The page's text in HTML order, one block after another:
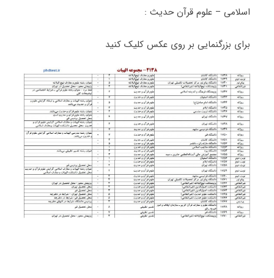
اسلامی – علوم قرآن حدیث :
برای بزرگنمایی بر روی عکس کلیک کنید